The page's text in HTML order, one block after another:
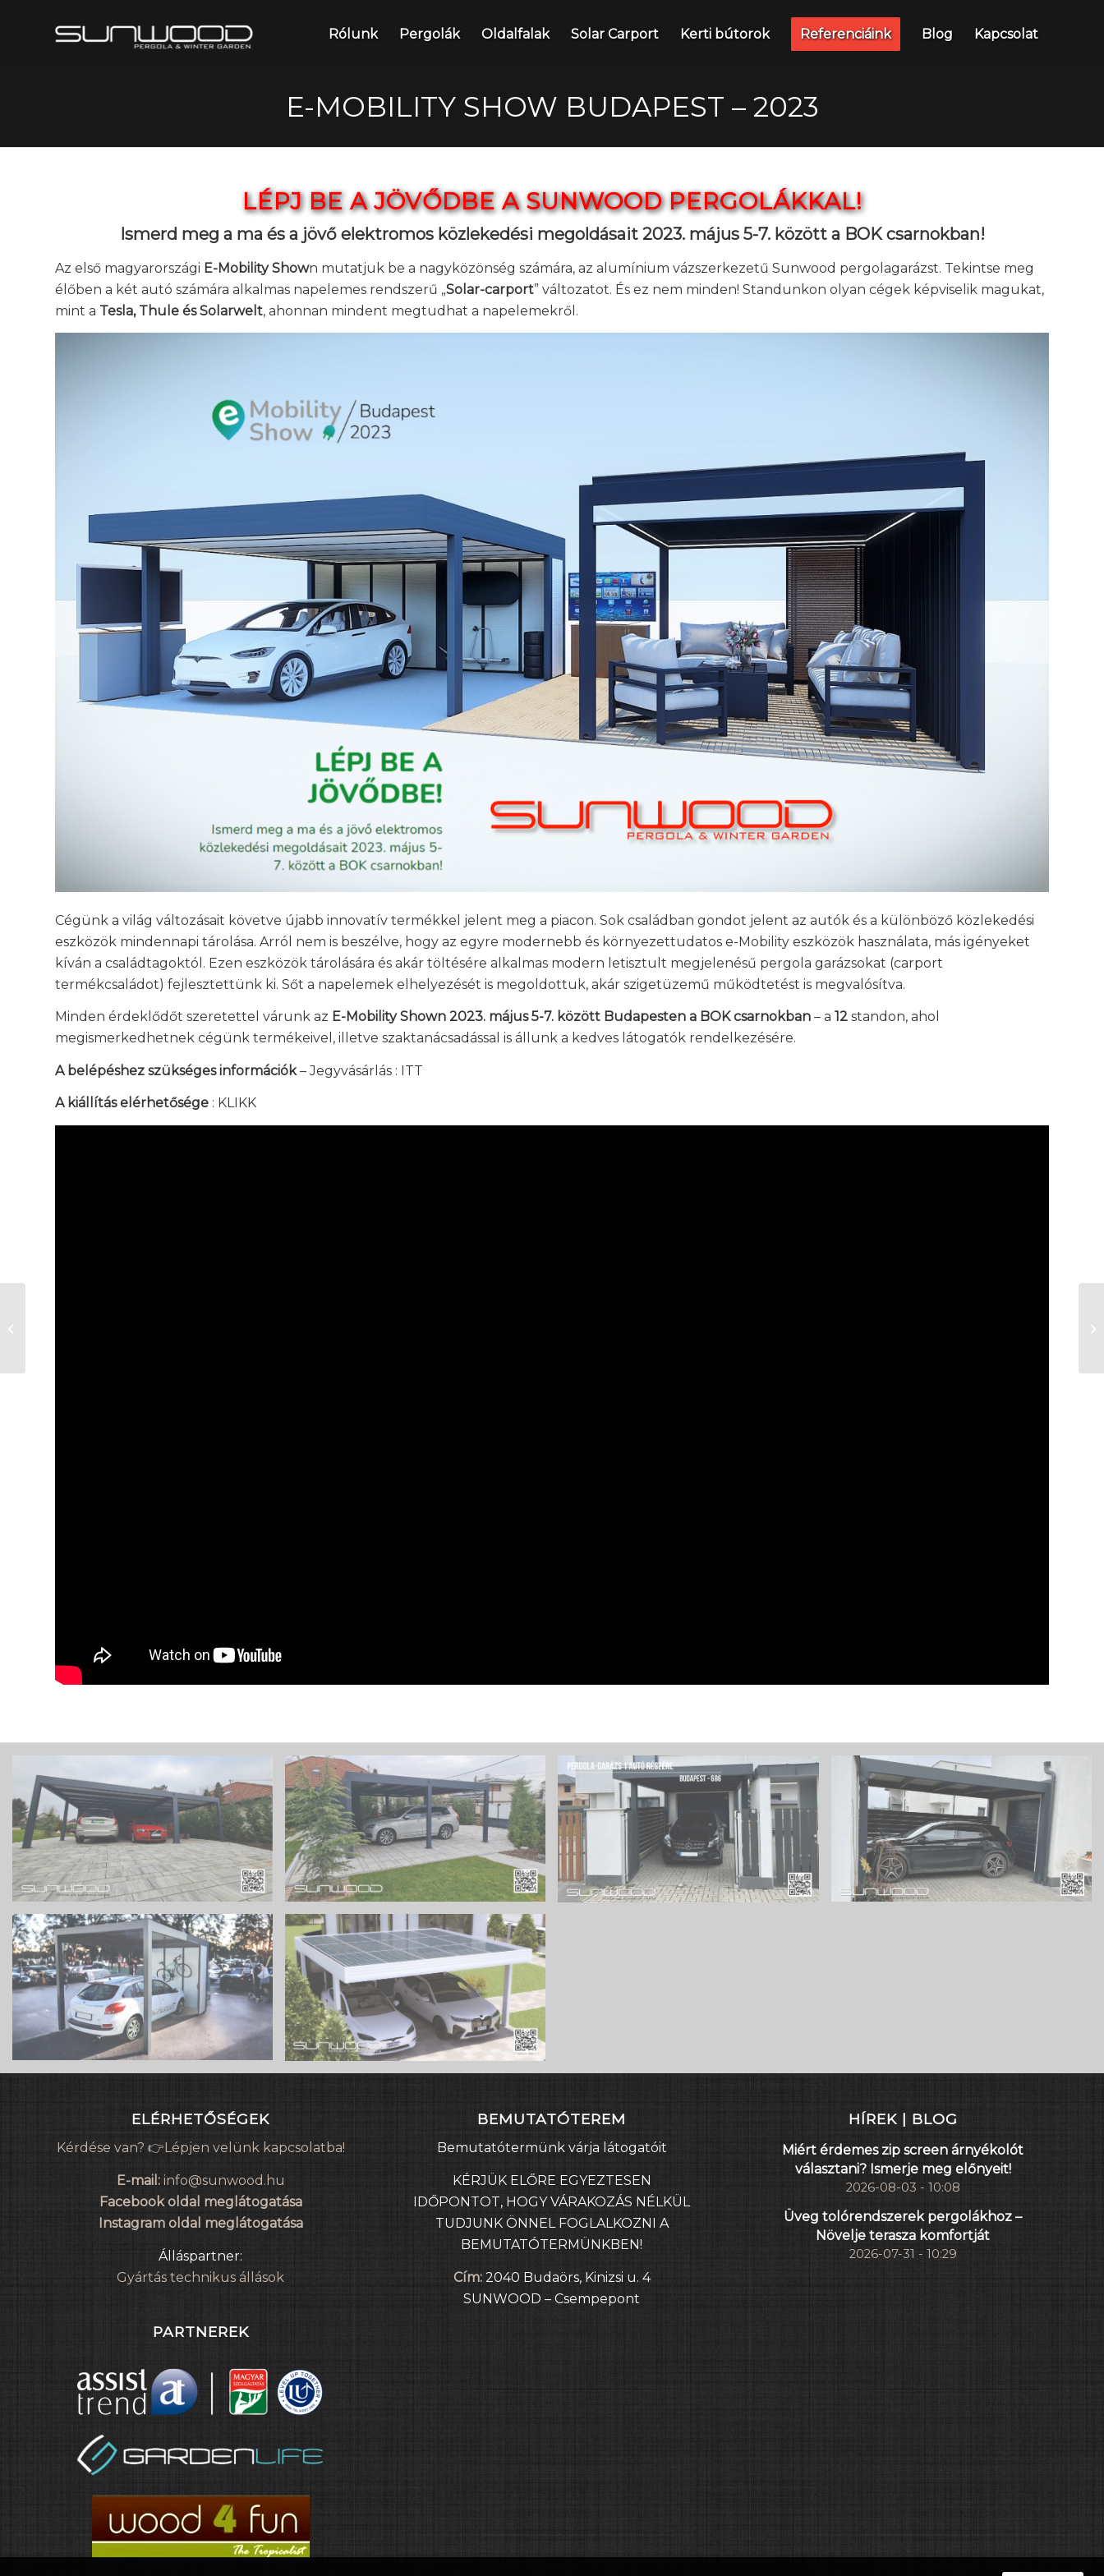
Rólunk Pergolák Oldalfalak Solar Carport Kerti bútorok Referenciáink Blog Kapcsolat
E-MOBILITY SHOW BUDAPEST – 2023
LÉPJ BE A JÖVŐDBE A SUNWOOD PERGOLÁKKAL!
Ismerd meg a ma és a jövő elektromos közlekedési megoldásait 2023. május 5-7. között a BOK csarnokban!
Az első magyarországi E-Mobility Shown mutatjuk be a nagyközönség számára, az alumínium vázszerkezetű Sunwood pergolagarázst. Tekintse meg
élőben a két autó számára alkalmas napelemes rendszerű „Solar-carport” változatot. És ez nem minden! Standunkon olyan cégek képviselik magukat,
mint a Tesla, Thule és Solarwelt, ahonnan mindent megtudhat a napelemekről.
Cégünk a világ változásait követve újabb innovatív termékkel jelent meg a piacon. Sok családban gondot jelent az autók és a különböző közlekedési
eszközök mindennapi tárolása. Arról nem is beszélve, hogy az egyre modernebb és környezettudatos e-Mobility eszközök használata, más igényeket
kíván a családtagoktól. Ezen eszközök tárolására és akár töltésére alkalmas modern letisztult megjelenésű pergola garázsokat (carport
termékcsaládot) fejlesztettünk ki. Sőt a napelemek elhelyezését is megoldottuk, akár szigetüzemű működtetést is megvalósítva.
Minden érdeklődőt szeretettel várunk az E-Mobility Shown 2023. május 5-7. között Budapesten a BOK csarnokban – a 12 standon, ahol
megismerkedhetnek cégünk termékeivel, illetve szaktanácsadással is állunk a kedves látogatók rendelkezésére.
A belépéshez szükséges információk–Jegyvásárlás : ITT
A kiállítás elérhetősége : KLIKK
ELÉRHETŐSÉGEK
Kérdése van? 👉Lépjen velünk kapcsolatba!
E-mail: info@sunwood.hu
Facebook oldal meglátogatása
Instagram oldal meglátogatása
Álláspartner:
Gyártás technikus állások
PARTNEREK
BEMUTATÓTEREM
Bemutatótermünk várja látogatóit
KÉRJÜK ELŐRE EGYEZTESEN
IDŐPONTOT, HOGY VÁRAKOZÁS NÉLKÜL
TUDJUNK ÖNNEL FOGLALKOZNI A
BEMUTATÓTERMÜNKBEN!
Cím:2040 Budaörs, Kinizsi u. 4
SUNWOOD – Csempepont
HÍREK | BLOG
Miért érdemes zip screen árnyékolót
választani? Ismerje meg előnyeit!
2026-08-03 - 10:08
Üveg tolórendszerek pergolákhoz –
Növelje terasza komfortját
2026-07-31 - 10:29